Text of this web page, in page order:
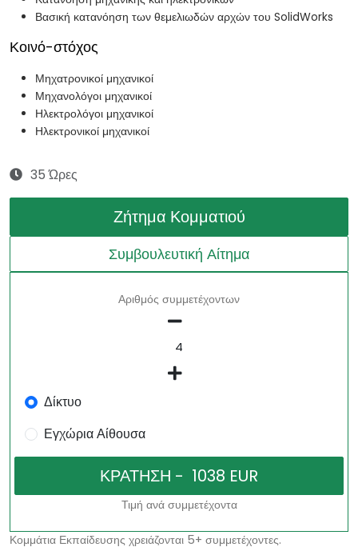
Βασική κατανόηση των θεμελιωδών αρχών του SolidWorks
Κοινό-στόχος
Μηχατρονικοί μηχανικοί
Μηχανολόγοι μηχανικοί
Ηλεκτρολόγοι μηχανικοί
Ηλεκτρονικοί μηχανικοί
35 Ώρες
Ζήτημα Κομματιού
Συμβουλευτική Αίτημα
Αριθμός συμμετέχοντων
Δίκτυο
Εγχώρια Αίθουσα
Τιμή ανά συμμετέχοντα
Κομμάτια Εκπαίδευσης χρειάζονται 5+ συμμετέχοντες.